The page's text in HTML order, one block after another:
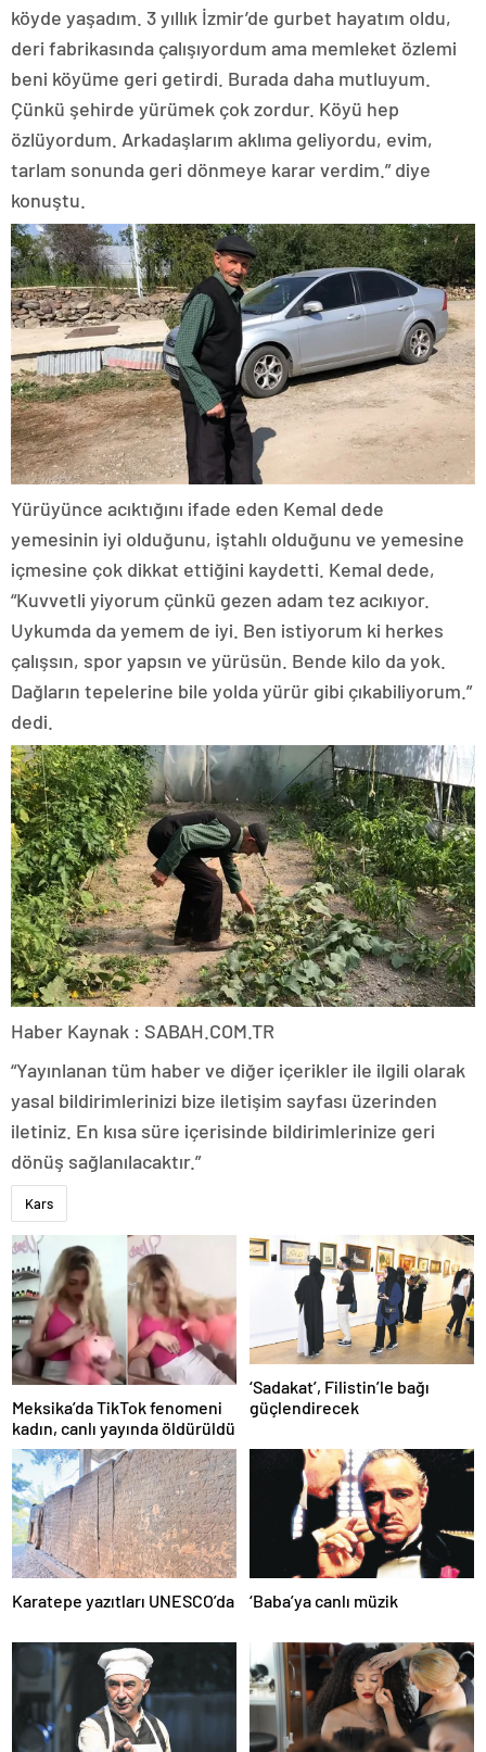
köyde yaşadım. 3 yıllık İzmir’de gurbet hayatım oldu,
deri fabrikasında çalışıyordum ama memleket özlemi
beni köyüme geri getirdi. Burada daha mutluyum.
Çünkü şehirde yürümek çok zordur. Köyü hep
özlüyordum. Arkadaşlarım aklıma geliyordu, evim,
tarlam sonunda geri dönmeye karar verdim.” diye
konuştu.
Yürüyünce acıktığını ifade eden Kemal dede
yemesinin iyi olduğunu, iştahlı olduğunu ve yemesine
içmesine çok dikkat ettiğini kaydetti. Kemal dede,
“Kuvvetli yiyorum çünkü gezen adam tez acıkıyor.
Uykumda da yemem de iyi. Ben istiyorum ki herkes
çalışsın, spor yapsın ve yürüsün. Bende kilo da yok.
Dağların tepelerine bile yolda yürür gibi çıkabiliyorum.”
dedi.
Haber Kaynak : SABAH.COM.TR
“Yayınlanan tüm haber ve diğer içerikler ile ilgili olarak
yasal bildirimlerinizi bize iletişim sayfası üzerinden
iletiniz. En kısa süre içerisinde bildirimlerinize geri
dönüş sağlanılacaktır.”
Kars
Meksika’da TikTok fenomeni
kadın, canlı yayında öldürüldü
‘Sadakat’, Filistin’le bağı
güçlendirecek
Karatepe yazıtları UNESCO’da ‘Baba’ya canlı müzik